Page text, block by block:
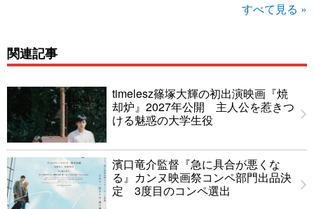
すべて見る »
関連記事
timelesz篠塚大輝の初出演映画『焼
却炉』2027年公開 主人公を惹きつ
ける魅惑の大学生役
濱口竜介監督『急に具合が悪くな
る』カンヌ映画祭コンペ部門出品決
定 3度目のコンペ選出